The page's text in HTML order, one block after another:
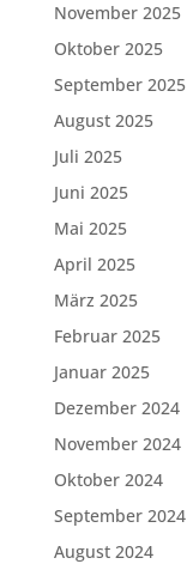
November 2025
Oktober 2025
September 2025
August 2025
Juli 2025
Juni 2025
Mai 2025
April 2025
März 2025
Februar 2025
Januar 2025
Dezember 2024
November 2024
Oktober 2024
September 2024
August 2024